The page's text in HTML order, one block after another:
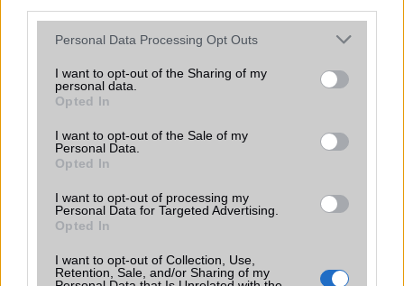
Please note that this website/app uses one or more Google
not limited to your visit or usage behaviour. You may click to
grant or deny consent to Google and its third-party tags to
use your data for below specified purposes in below Google
consent section.
Personal Data Processing Opt Outs
I want to opt-out of the Sharing of my
personal data.
Opted In
I want to opt-out of the Sale of my
Personal Data.
Opted In
I want to opt-out of processing my
Personal Data for Targeted Advertising.
Opted In
I want to opt-out of Collection, Use,
Retention, Sale, and/or Sharing of my
mobiltelefon navigáció nikkel okostelefon
operációs rendszer processzor rom
vidám dolgok wifi
windows phone
KAPCSOLÓDÓ SZÓCIKKEK